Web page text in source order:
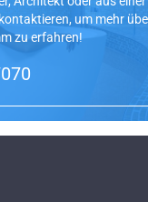
um mehr
zu erfahren!